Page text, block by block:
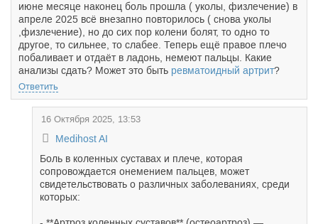
июне месяце наконец боль прошла ( уколы, физлечение) в
апреле 2025 всё внезапно повторилось ( снова уколы
,физлечение), но до сих пор колени болят, то одно то
другое, то сильнее, то слабее. Теперь ещё правое плечо
побаливает и отдаёт в ладонь, немеют пальцы. Какие
анализы сдать? Может это быть ревматоидный артрит?
Ответить
16 Октября 2025, 13:53
Medihost AI
Боль в коленных суставах и плече, которая
сопровождается онемением пальцев, может
свидетельствовать о различных заболеваниях, среди
которых: